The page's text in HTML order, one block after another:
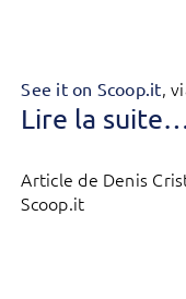
See it on Scoop.it,
Lire la
Article de Denis
Scoop.it